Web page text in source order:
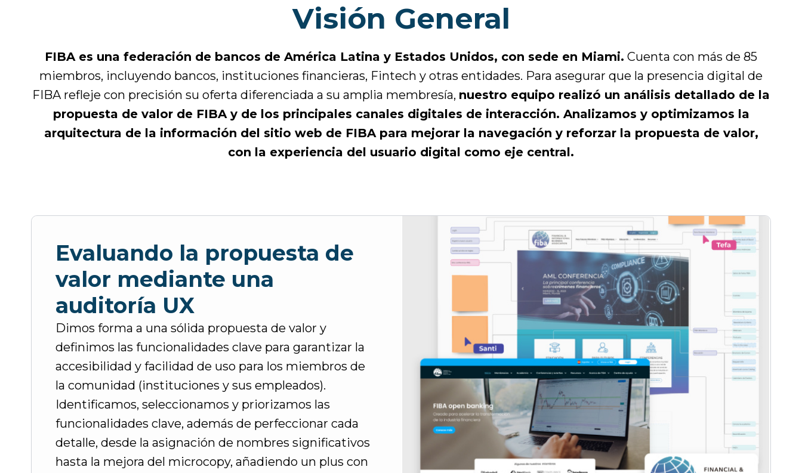
Visión General
FIBA es una federación de bancos de América Latina y Estados Unidos, con sede en Miami. Cuenta con más de 85
miembros, incluyendo bancos, instituciones financieras, Fintech y otras entidades. Para asegurar que la presencia digital de
FIBA refleje con precisión su oferta diferenciada a su amplia membresía, nuestro equipo realizó un análisis detallado de la
propuesta de valor de FIBA y de los principales canales digitales de interacción. Analizamos y optimizamos la
arquitectura de la información del sitio web de FIBA para mejorar la navegación y reforzar la propuesta de valor,
con la experiencia del usuario digital como eje central.
Evaluando la propuesta de
valor mediante una
auditoría UX
Dimos forma a una sólida propuesta de valor y
definimos las funcionalidades clave para garantizar la
accesibilidad y facilidad de uso para los miembros de
la comunidad (instituciones y sus empleados).
Identificamos, seleccionamos y priorizamos las
funcionalidades clave, además de perfeccionar cada
detalle, desde la asignación de nombres significativos
hasta la mejora del microcopy, añadiendo un plus con